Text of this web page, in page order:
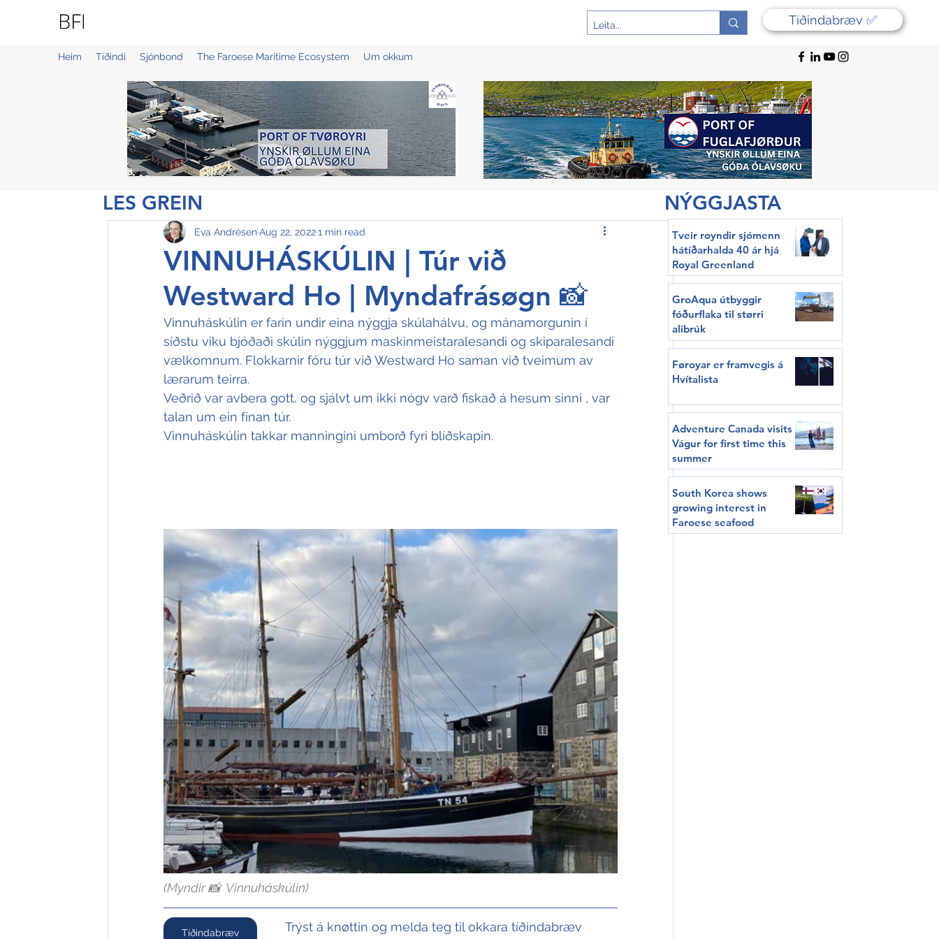
Tíðindabræv ✅
Heim Tíðindi Sjónbond The Faroese Maritime Ecosystem Um okkum
VINNUHÁSKÚLIN | Túr við
Westward Ho | Myndafrásøgn 📸
Eva AndrésenAug 22, 20221 min read
Vinnuháskúlin er farin undir eina nýggja skúlahálvu, og mánamorgunin í
síðstu viku bjóðaði skúlin nýggjum maskinmeistaralesandi og skiparalesandi
vælkomnum. Flokkarnir fóru túr við Westward Ho saman við tveimum av
lærarum teirra.
Veðrið var avbera gott, og sjálvt um ikki nógv varð fiskað á hesum sinni , var
talan um ein fínan túr.
Vinnuháskúlin takkar manningini umborð fyri blíðskapin.
(Myndir 📸  Vinnuháskúlin)
Tíðindabræv Trýst á knøttin og melda teg til okkara tíðindabræv
LES GREIN NÝGGJASTA
Tveir royndir sjómenn
hátíðarhalda 40 ár hjá
Royal Greenland
GroAqua útbyggir
fóðurflaka til størri
alibrúk
Føroyar er framvegis á
Hvítalista
Adventure Canada visits
Vágur for first time this
summer
South Korea shows
growing interest in
Faroese seafood